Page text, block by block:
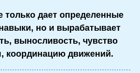
только дает определенные
но и вырабатывает
выносливость, чувство
координацию движений.